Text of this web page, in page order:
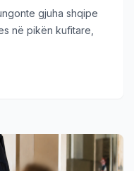
gjuha shqipe
në pikën kufitare,